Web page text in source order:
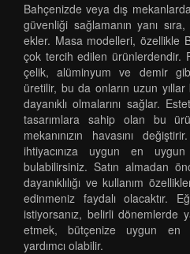
Bahçenizde veya dış
güvenliği sağlamanın yanı
ekler. Masa modelleri, özellikle
çok tercih edilen ürünlerdendir.
çelik, alüminyum ve demir
üretilir, bu da onların uzun
dayanıklı olmalarını sağlar.
tasarımlara sahip olan bu
mekanınızın havasını
ihtiyacınıza uygun en
bulabilirsiniz. Satın almadan
dayanıklılığı ve kullanım
edinmeniz faydalı olacaktır.
istiyorsanız, belirli dönemlerde
etmek, bütçenize uygun en
yardımcı olabilir.